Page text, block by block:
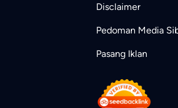
Disclaimer
Pedoman Media
Pasang Iklan